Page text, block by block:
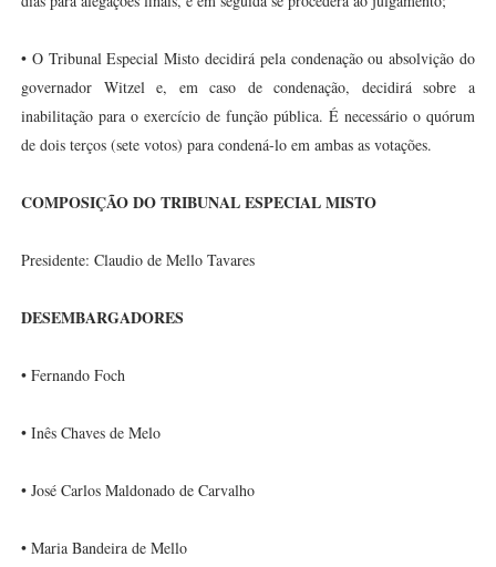
• O Tribunal Especial Misto decidirá pela condenação ou absolvição do
governador Witzel e, em caso de condenação, decidirá sobre a
inabilitação para o exercício de função pública. É necessário o quórum
de dois terços (sete votos) para condená-lo em ambas as votações.
COMPOSIÇÃO DO TRIBUNAL ESPECIAL MISTO
Presidente: Claudio de Mello Tavares
DESEMBARGADORES
• Fernando Foch
• Inês Chaves de Melo
• José Carlos Maldonado de Carvalho
• Maria Bandeira de Mello